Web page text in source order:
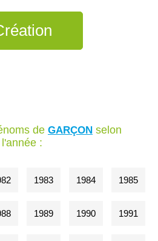
de GARÇONselon
l'année :
1983 1984 1985
1989 1990 1991